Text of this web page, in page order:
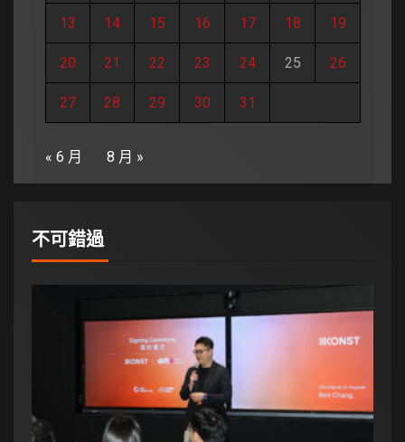
13 14 15 16 17 18 19
20 21 22 23 24 25 26
27 28 29 30 31
« 6 月 8 月 »
不可錯過